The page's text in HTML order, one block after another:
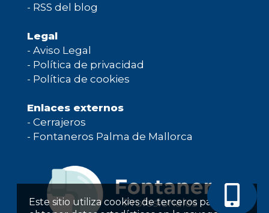
Este sitio utiliza cookies de terceros para
- RSS del blog
Legal
- Aviso Legal
- Política de privacidad
- Política de cookies
Enlaces externos
- Cerrajeros
- Fontaneros Palma de Mallorca